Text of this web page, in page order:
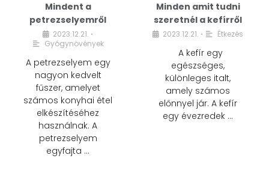
Mindent a
petrezselyemről
2023.12.21. •
Gyógynövények
A petrezselyem egy
nagyon kedvelt
fűszer, amelyet
számos konyhai étel
elkészítéséhez
használnak. A
petrezselyem
egyfajta …
Minden amit tudni
szeretnél a kefírről
2023.12.21. • Étkezés
A kefír egy
egészséges,
különleges italt,
amely számos
előnnyel jár. A kefír
egy évezredek …